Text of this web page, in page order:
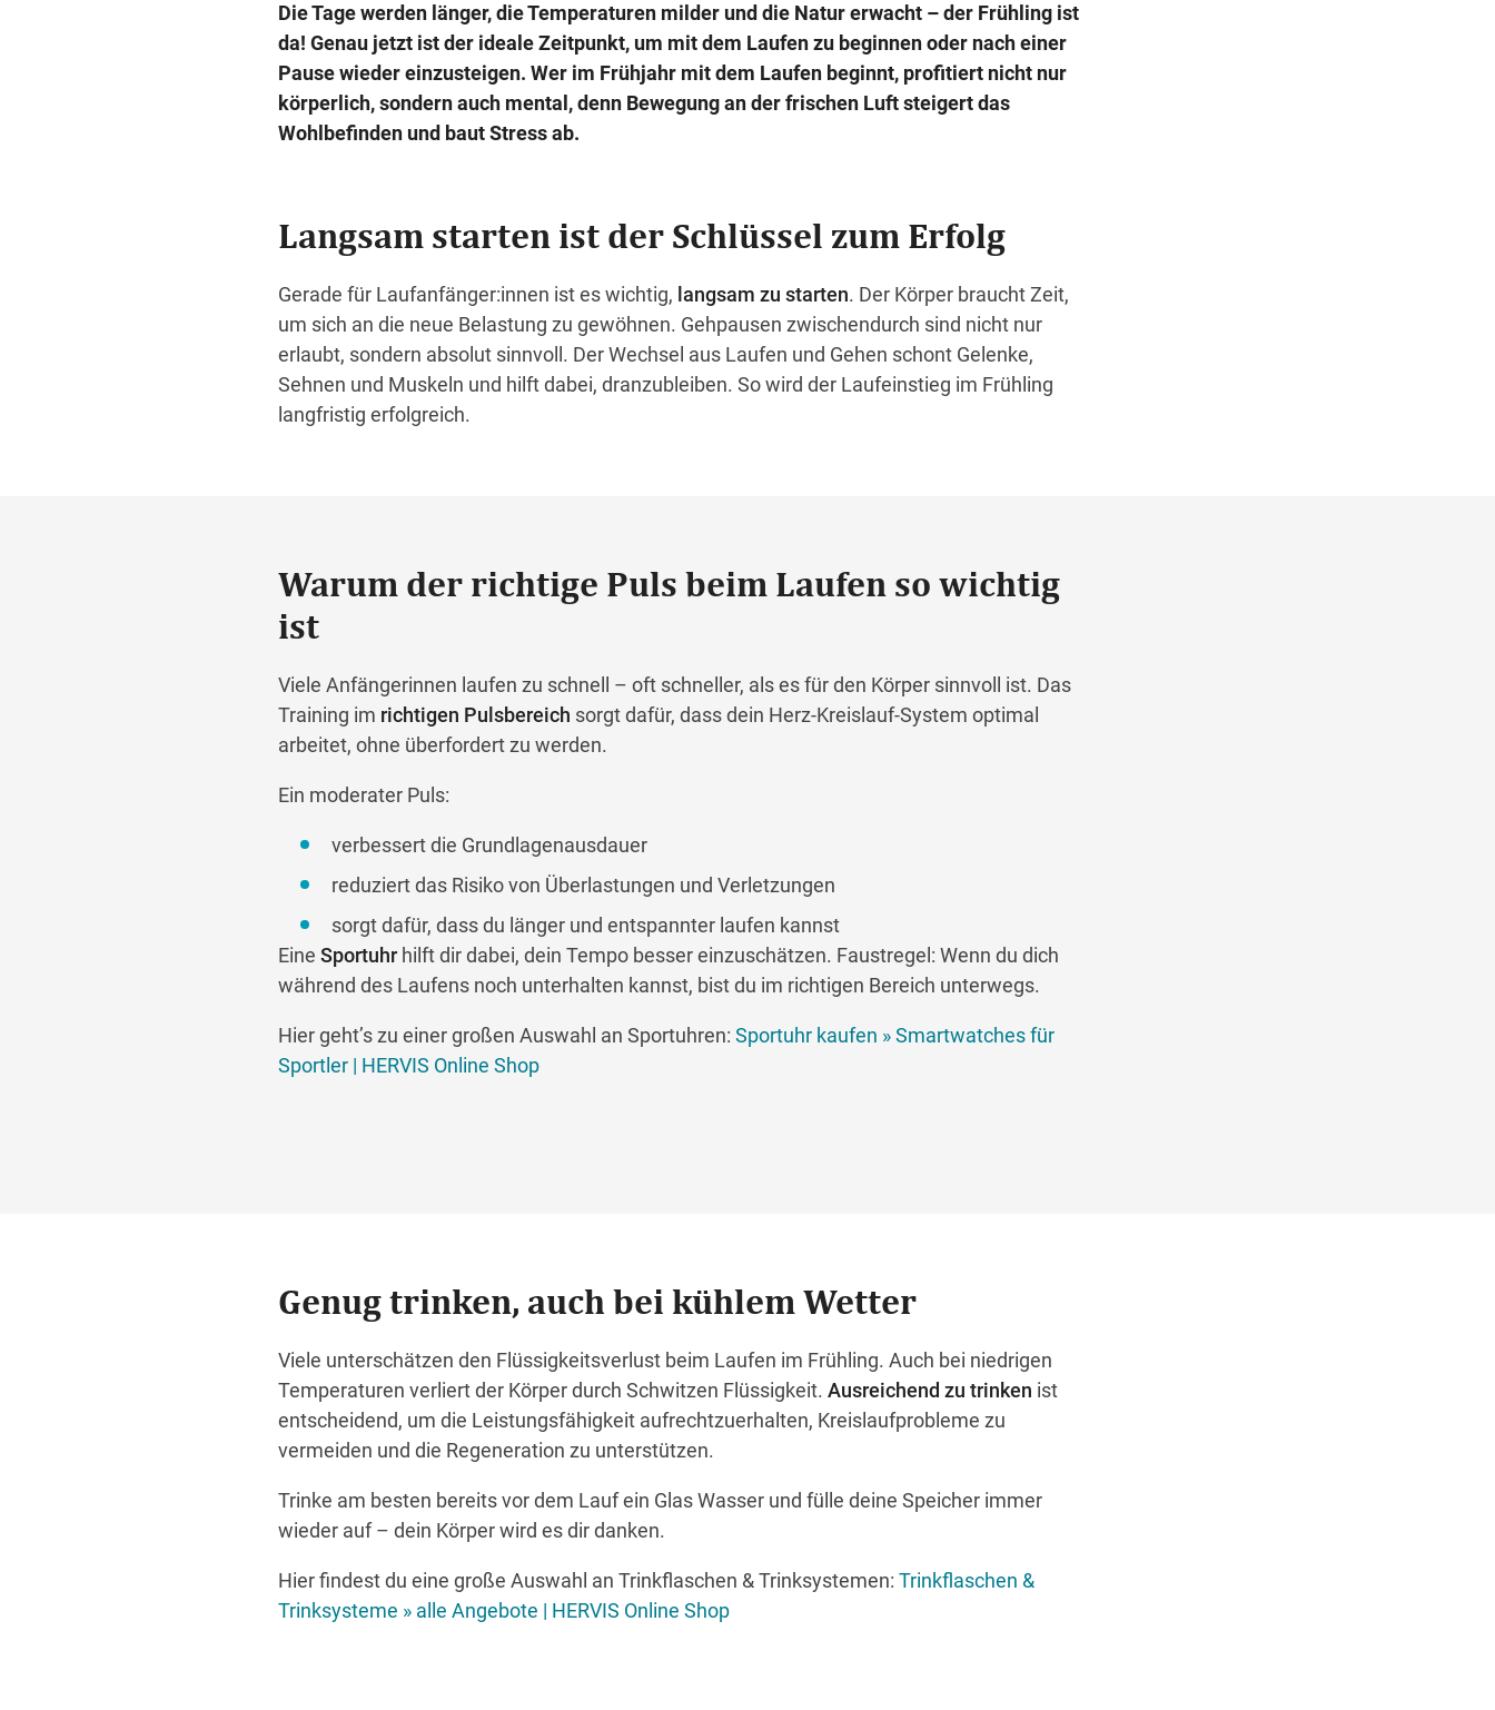
Die Tage werden länger, die Temperaturen milder und die Natur erwacht – der Frühling ist
da! Genau jetzt ist der ideale Zeitpunkt, um mit dem Laufen zu beginnen oder nach einer
Pause wieder einzusteigen. Wer im Frühjahr mit dem Laufen beginnt, profitiert nicht nur
körperlich, sondern auch mental, denn Bewegung an der frischen Luft steigert das
Wohlbefinden und baut Stress ab.
Langsam starten ist der Schlüssel zum Erfolg
Gerade für Laufanfänger:innen ist es wichtig, langsam zu starten. Der Körper braucht Zeit,
um sich an die neue Belastung zu gewöhnen. Gehpausen zwischendurch sind nicht nur
erlaubt, sondern absolut sinnvoll. Der Wechsel aus Laufen und Gehen schont Gelenke,
Sehnen und Muskeln und hilft dabei, dranzubleiben. So wird der Laufeinstieg im Frühling
langfristig erfolgreich.
Warum der richtige Puls beim Laufen so wichtig
ist
Viele Anfängerinnen laufen zu schnell – oft schneller, als es für den Körper sinnvoll ist. Das
Training im richtigen Pulsbereich sorgt dafür, dass dein Herz-Kreislauf-System optimal
arbeitet, ohne überfordert zu werden.
Ein moderater Puls:
verbessert die Grundlagenausdauer
reduziert das Risiko von Überlastungen und Verletzungen
sorgt dafür, dass du länger und entspannter laufen kannst
Eine Sportuhrhilft dir dabei, dein Tempo besser einzuschätzen. Faustregel: Wenn du dich
während des Laufens noch unterhalten kannst, bist du im richtigen Bereich unterwegs.
Hier geht’s zu einer großen Auswahl an Sportuhren: Sportuhr kaufen » Smartwatches für
Sportler | HERVIS Online Shop
Genug trinken, auch bei kühlem Wetter
Viele unterschätzen den Flüssigkeitsverlust beim Laufen im Frühling. Auch bei niedrigen
Temperaturen verliert der Körper durch Schwitzen Flüssigkeit. Ausreichend zu trinken ist
entscheidend, um die Leistungsfähigkeit aufrechtzuerhalten, Kreislaufprobleme zu
vermeiden und die Regeneration zu unterstützen.
Trinke am besten bereits vor dem Lauf ein Glas Wasser und fülle deine Speicher immer
wieder auf – dein Körper wird es dir danken.
Hier findest du eine große Auswahl an Trinkflaschen & Trinksystemen: Trinkflaschen &
Trinksysteme » alle Angebote | HERVIS Online Shop